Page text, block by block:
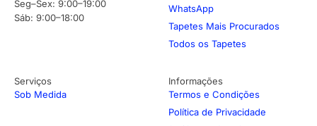
Seg–Sex: 9:00–19:00
Sáb: 9:00–18:00
WhatsApp
Tapetes Mais Procurados
Todos os Tapetes
Serviços
Sob Medida
Informações
Termos e Condições
Política de Privacidade